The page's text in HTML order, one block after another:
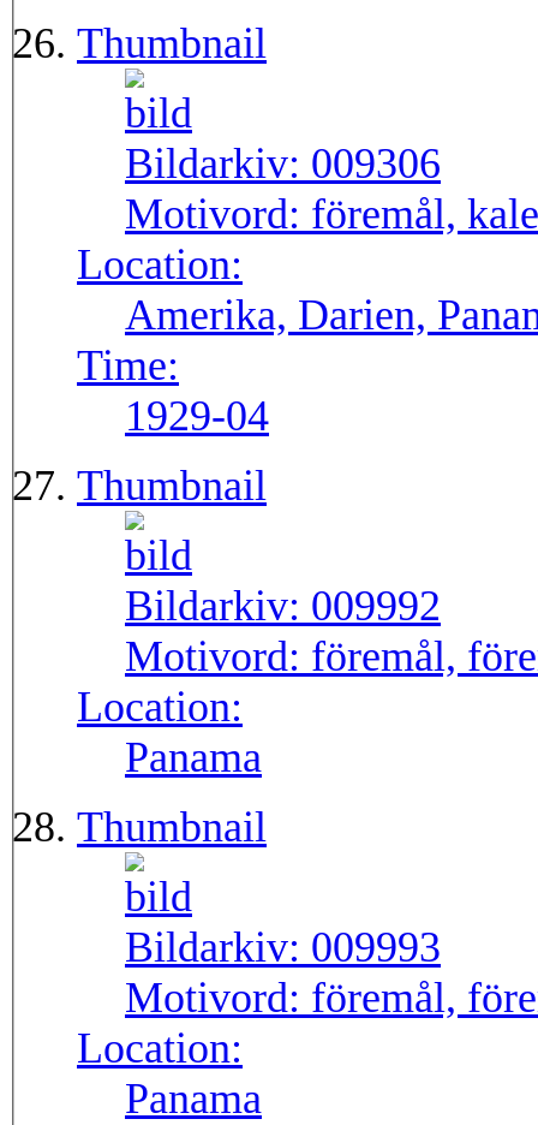
Thumbnail
Bildarkiv: 009306
Motivord: föremål,
Location:
Amerika, Darien,
Time:
1929-04
Thumbnail
Bildarkiv: 009992
Motivord: föremål,
Location:
Panama
Thumbnail
Bildarkiv: 009993
Motivord: föremål,
Location:
Panama